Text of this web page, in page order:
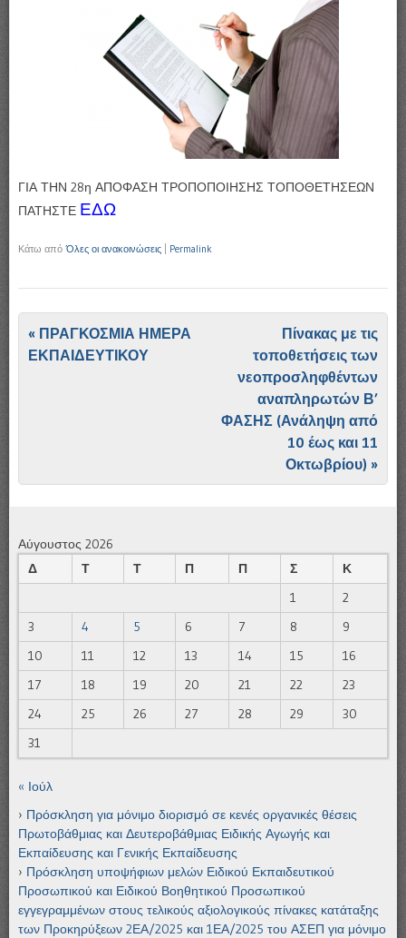
ΓΙΑ ΤΗΝ 28η ΑΠΟΦΑΣΗ ΤΡΟΠΟΠΟΙΗΣΗΣ ΤΟΠΟΘΕΤΗΣΕΩΝ
ΠΑΤΗΣΤΕ ΕΔΩ
Κάτω απόΌλες οι ανακοινώσεις Permalink
Πλοήγηση άρθρων
« ΠΡΑΓΚΟΣΜΙΑ ΗΜΕΡΑ
ΕΚΠΑΙΔΕΥΤΙΚΟΥ
Πίνακας με τις
τοποθετήσεις των
νεοπροσληφθέντων
αναπληρωτών Β’
ΦΑΣΗΣ (Ανάληψη από
10 έως και 11
Οκτωβρίου) »
Αύγουστος 2026
Δ
Τ Τ Π Π Σ
Κ
1
2
3
4 5 6 7 8
9
10
11 12 13 14 15
16
17
18 19 20 21 22
23
24
25 26 27 28 29
30
31
« Ιούλ
Πρόσκληση για μόνιμο διορισμό σε κενές οργανικές θέσεις
Πρωτοβάθμιας και Δευτεροβάθμιας Ειδικής Αγωγής και
Εκπαίδευσης και Γενικής Εκπαίδευσης
Πρόσκληση υποψήφιων μελών Ειδικού Εκπαιδευτικού
Προσωπικού και Ειδικού Βοηθητικού Προσωπικού
εγγεγραμμένων στους τελικούς αξιολογικούς πίνακες κατάταξης
των Προκηρύξεων 2ΕΑ/2025 και 1ΕΑ/2025 του ΑΣΕΠ για μόνιμο